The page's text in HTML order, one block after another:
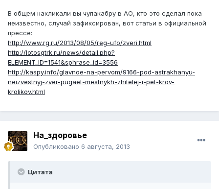
В общем накликали вы чупакабру в АО, кто это сделал пока
неизвестно, случай зафиксирован, вот статьи в официальной
прессе:
http://www.rg.ru/2013/08/05/reg-ufo/zveri.html
http://lotosgtrk.ru/news/detail.php?
ELEMENT_ID=1541&sphrase_id=3556
http://kaspy.info/glavnoe-na-pervom/9166-pod-astrakhanyu-
neizvestnyj-zver-pugaet-mestnykh-zhitelej-i-pet-krov-
krolikov.html
На_здоровье
Опубликовано 6 августа, 2013
Цитата